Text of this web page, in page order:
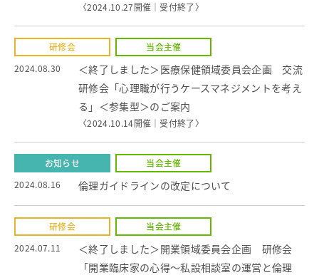
〈2024.10.27開催｜ 受付終了〉
研修会
当会主催
2024.08.30
＜終了しました＞医療保健領域委員会企画 交流
研修会「心理職が行うケースマネジメントを考え
る」＜参集型＞のご案内
〈2024.10.14開催｜ 受付終了〉
お知らせ
当会主催
2024.08.16
倫理ガイドラインの改定について
研修会
当会主催
2024.07.11
＜終了しました＞開業領域委員会企画 研修会
「開業臨床家の心得～私設相談室の運営と倫理